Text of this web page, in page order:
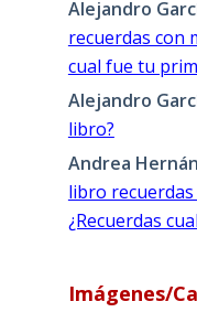
Alejandro
recuerdas con
cual fue tu
Alejandro
libro?
Andrea
libro
¿Recuerdas
Imágenes/